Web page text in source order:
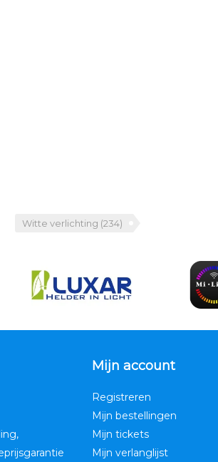
Witte verlichting (234)
Mijn account
Registreren
Mijn bestellingen
Mijn tickets
Mijn verlanglijst